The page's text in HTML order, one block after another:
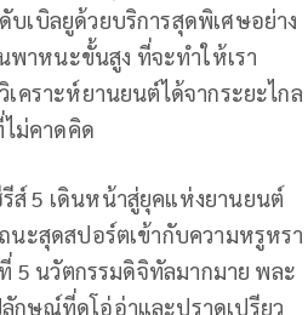
เบิลยูด้วยบริการสุดพิเศษอย่าง
พาหนะขั้นสูง ที่จะทำให้เรา
เคราะห์ยานยนต์ได้จากระยะไกล
ม่คาดคิด
ส์ 5 เดินหน้าสู่ยุคแห่งยานยนต์
นะสุดสปอร์ตเข้ากับความหรูหรา
5 นวัตกรรมดิจิทัลมากมาย พละ
กษณ์ที่ดูโอ่อ่าและปราดเปรียว